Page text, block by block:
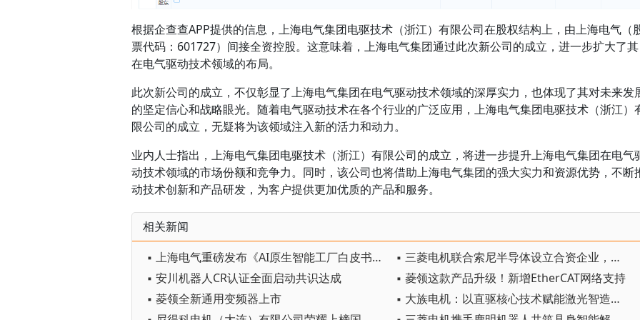
根据企查查APP提供的信息，上海电气集团电驱技术（浙江）有限公司在股权结构上，由上海电气（
票代码：601727）间接全资控股。这意味着，上海电气集团通过此次新公司的成立，进一步扩大了其
在电气驱动技术领域的布局。
此次新公司的成立，不仅彰显了上海电气集团在电气驱动技术领域的深厚实力，也体现了其对未来发
的坚定信心和战略眼光。随着电气驱动技术在各个行业的广泛应用，上海电气集团电驱技术（浙江）
限公司的成立，无疑将为该领域注入新的活力和动力。
业内人士指出，上海电气集团电驱技术（浙江）有限公司的成立，将进一步提升上海电气集团在电气
动技术领域的市场份额和竞争力。同时，该公司也将借助上海电气集团的强大实力和资源优势，不断
动技术创新和产品研发，为客户提供更加优质的产品和服务。
相关新闻
▪ 上海电气重磅发布《AI原生智能工厂白皮书》
▪ 三菱电机联合索尼半导体设立合资企业，发力工业AI视觉传感器赛道
▪ 安川机器人CR认证全面启动共识达成
▪ 菱领这款产品升级！新增EtherCAT网络支持
▪ 菱领全新通用变频器上市
▪ 大族电机：以直驱核心技术赋能激光智造，携手多维激光共破高速高精难题